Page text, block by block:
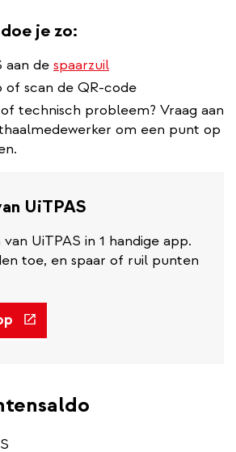
je zo:
aan de spaarzuil
of scan de QR-code
technisch probleem? Vraag aan
om een punt op
UiTPAS
UiTPAS in 1 handige app.
toe, en spaar of ruil punten
(externe
link)